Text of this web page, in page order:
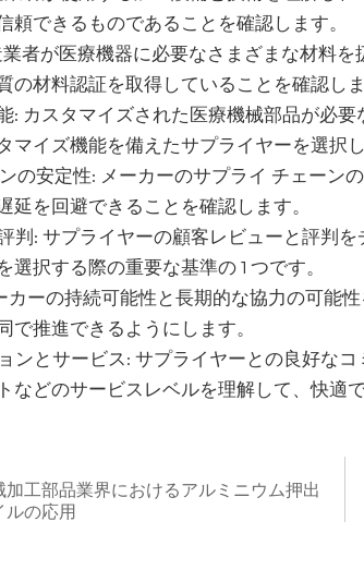
頼できるものであることを確認します。
者が医療機器に必要なさまざまな材料
の材料認証を取得していることを確認しま
: カスタマイズされた医療機械部品が必
マイズ機能を備えたサプライヤーを選択し
の安定性: メーカーのサプライ チェーン
延を回避できることを確認します。
判: サプライヤーの顧客レビューと評判
選択する際の重要な基準の 1 つです。
カーの持続可能性と長期的な協力の可能
で推進できるようにします。
ンとサービス: サプライヤーとの良好な
などのサービスレベルを理解して、快適
加工部品業界におけるアルミニウム押出
ルの応用